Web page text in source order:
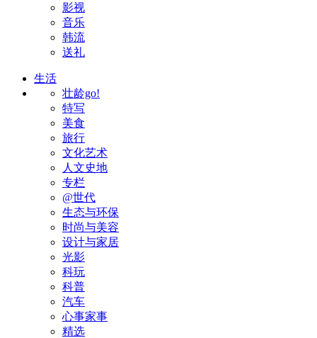
影视
音乐
韩流
送礼
生活
壮龄go!
特写
美食
旅行
文化艺术
人文史地
专栏
@世代
生态与环保
时尚与美容
设计与家居
光影
科玩
科普
汽车
心事家事
精选